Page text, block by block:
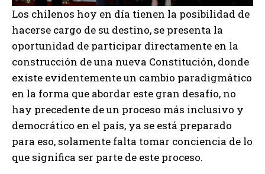
Los chilenos hoy en día tienen la posibilidad de
hacerse cargo de su destino, se presenta la
oportunidad de participar directamente en la
construcción de una nueva Constitución, donde
existe evidentemente un cambio paradigmático
en la forma que abordar este gran desafío, no
hay precedente de un proceso más inclusivo y
democrático en el país, ya se está preparado
para eso, solamente falta tomar conciencia de lo
que significa ser parte de este proceso.